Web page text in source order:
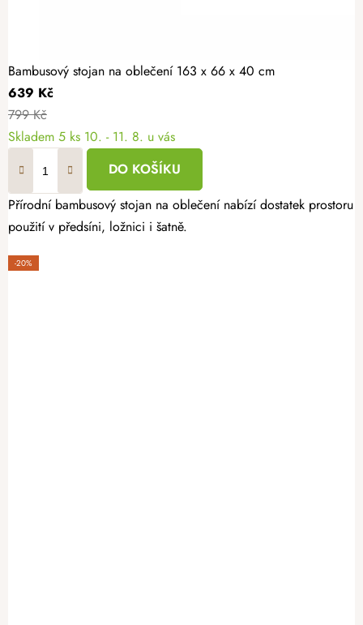
Bambusový stojan na oblečení 163 x 66 x 40 cm
639 Kč
799 Kč
Skladem 5 ks 10. - 11. 8. u vás
DO KOŠÍKU
Přírodní bambusový stojan na oblečení nabízí dostatek
použití v předsíni, ložnici i šatně.
-20%